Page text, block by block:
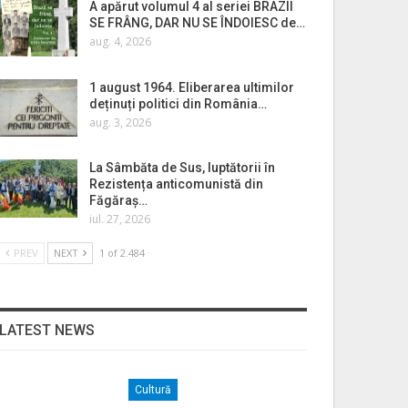
A apărut volumul 4 al seriei BRAZII
SE FRÂNG, DAR NU SE ÎNDOIESC de…
aug. 4, 2026
1 august 1964. Eliberarea ultimilor
deținuți politici din România…
aug. 3, 2026
La Sâmbăta de Sus, luptătorii în
Rezistența anticomunistă din
Făgăraș…
iul. 27, 2026
PREV NEXT 1 of 2.484
NEWS
Cultură